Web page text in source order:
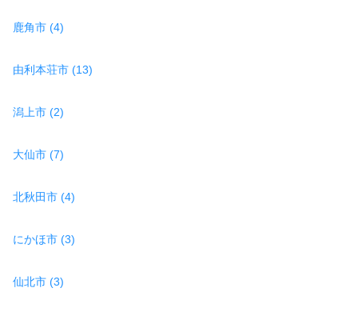
鹿角市 (4)
由利本荘市 (13)
潟上市 (2)
大仙市 (7)
北秋田市 (4)
にかほ市 (3)
仙北市 (3)